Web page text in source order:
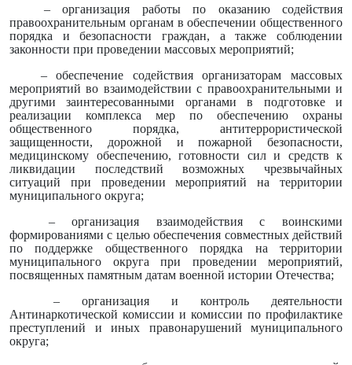
– организация работы по оказанию содействия
правоохранительным органам в обеспечении общественного
порядка и безопасности граждан, а также соблюдении
законности при проведении массовых мероприятий;
– обеспечение содействия организаторам массовых
мероприятий во взаимодействии с правоохранительными и
другими заинтересованными органами в подготовке и
реализации комплекса мер по обеспечению охраны
общественного порядка, антитеррористической
защищенности, дорожной и пожарной безопасности,
медицинскому обеспечению, готовности сил и средств к
ликвидации последствий возможных чрезвычайных
ситуаций при проведении мероприятий на территории
муниципального округа;
– организация взаимодействия с воинскими
формированиями с целью обеспечения совместных действий
по поддержке общественного порядка на территории
муниципального округа при проведении мероприятий,
посвященных памятным датам военной истории Отечества;
– организация и контроль деятельности
Антинаркотической комиссии и комиссии по профилактике
преступлений и иных правонарушений муниципального
округа;